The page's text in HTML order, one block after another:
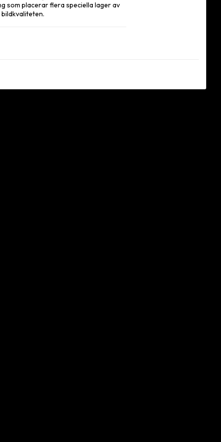
som placerar flera speciella lager av
du kan ta med dig den i alla väder, och